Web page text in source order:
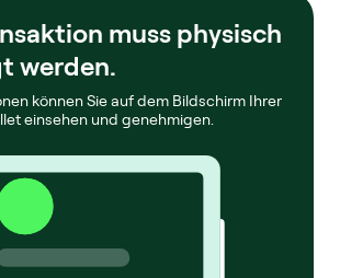
muss physisch
werden.
können Sie auf dem Bildschirm Ihrer
einsehen und genehmigen.